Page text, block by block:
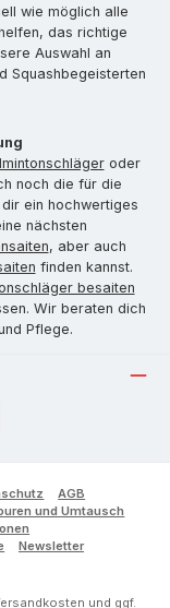
wie möglich alle
das richtige
Auswahl an
Squashbegeisterten
oder
noch die für die
ein hochwertiges
nächsten
, aber auch
finden kannst.
besaiten
Wir beraten dich
Pflege.
AGB
und Umtausch
Newsletter
und ggf.